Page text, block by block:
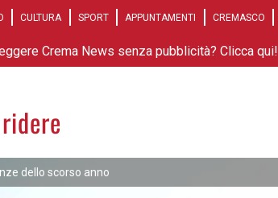
CULTURA SPORT APPUNTAMENTI CREMASCO
Crema News senza pubblicità? Clicca qui!
dello scorso anno